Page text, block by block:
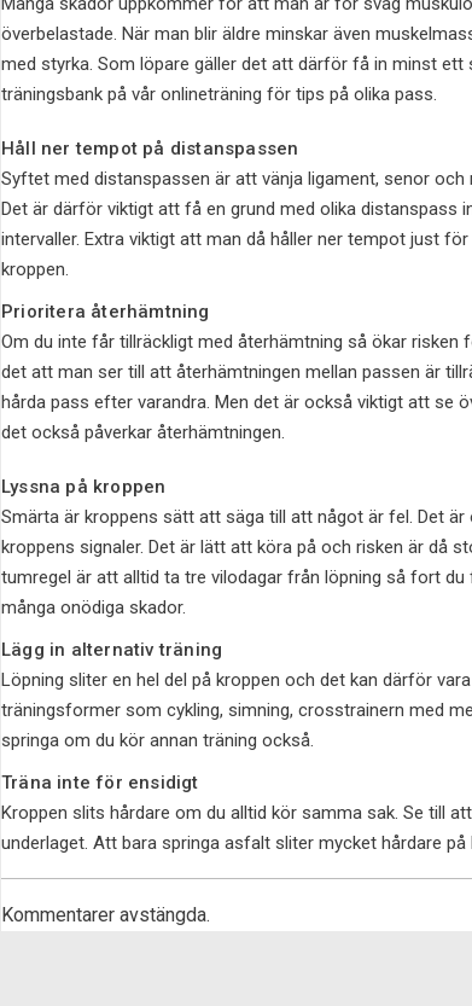
överbelastade. När man blir äldre minskar även
med styrka. Som löpare gäller det att därför få in minst ett
träningsbank på vår onlineträning för tips på olika pass.
Håll ner tempot på distanspassen
Syftet med distanspassen är att vänja ligament, senor och
Det är därför viktigt att få en grund med olika distanspass
intervaller. Extra viktigt att man då håller ner tempot just
kroppen.
Prioritera återhämtning
Om du inte får tillräckligt med återhämtning så ökar risken
det att man ser till att återhämtningen mellan passen är
hårda pass efter varandra. Men det är också viktigt att se
det också påverkar återhämtningen.
Lyssna på kroppen
Smärta är kroppens sätt att säga till att något är fel. Det
kroppens signaler. Det är lätt att köra på och risken är då
tumregel är att alltid ta tre vilodagar från löpning så fort
många onödiga skador.
Lägg in alternativ träning
Löpning sliter en hel del på kroppen och det kan därför
träningsformer som cykling, simning, crosstrainern med
springa om du kör annan träning också.
Träna inte för ensidigt
Kroppen slits hårdare om du alltid kör samma sak. Se till
underlaget. Att bara springa asfalt sliter mycket hårdare
Kommentarer avstängda.